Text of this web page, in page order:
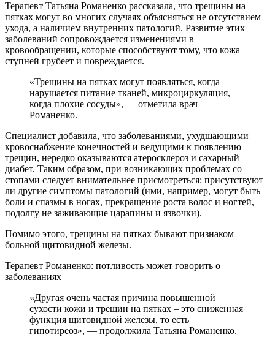
Терапевт Татьяна Романенко рассказала, что трещины на
пятках могут во многих случаях объясняться не отсутствием
ухода, а наличием внутренних патологий. Развитие этих
заболеваний сопровождается изменениями в
кровообращении, которые способствуют тому, что кожа
ступней грубеет и повреждается.
«Трещины на пятках могут появляться, когда
нарушается питание тканей, микроциркуляция,
когда плохие сосуды», — отметила врач
Романенко.
Специалист добавила, что заболеваниями, ухудшающими
кровоснабжение конечностей и ведущими к появлению
трещин, нередко оказываются атеросклероз и сахарный
диабет. Таким образом, при возникающих проблемах со
стопами следует внимательнее присмотреться: присутствуют
ли другие симптомы патологий (ими, например, могут быть
боли и спазмы в ногах, прекращение роста волос и ногтей,
подолгу не заживающие царапины и язвочки).
Помимо этого, трещины на пятках бывают признаком
больной щитовидной железы.
Терапевт Романенко: потливость может говорить о
заболеваниях
«Другая очень частая причина повышенной
сухости кожи и трещин на пятках – это сниженная
функция щитовидной железы, то есть
гипотиреоз», — продолжила Татьяна Романенко.